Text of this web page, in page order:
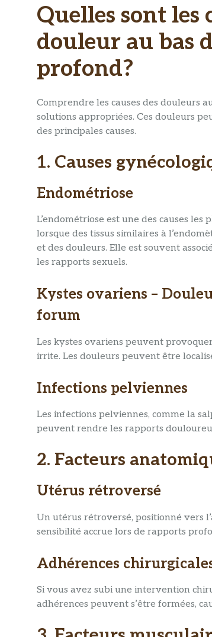
Quelles sont les
douleur au bas
profond?
Comprendre les causes des douleurs
solutions appropriées. Ces douleurs
des principales causes.
1. Causes
Endométriose
L’endométriose est une des causes
lorsque des tissus similaires à
et des douleurs. Elle est souvent
les rapports sexuels.
Kystes ovariens –
forum
Les kystes ovariens peuvent
irrite. Les douleurs peuvent être
Infections pelviennes
Les infections pelviennes, comme la
peuvent rendre les rapports
2. Facteurs
Utérus rétroversé
Un utérus rétroversé, positionné vers
sensibilité accrue lors de rapports
Adhérences
Si vous avez subi une intervention
adhérences peuvent s’être formées,